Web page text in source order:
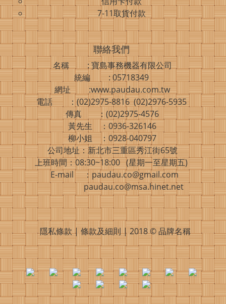
7-11取貨付款
聯絡我們
名稱 : 寶島事務機器有限公司
統編 : 05718349
網址 :www.paudau.com.tw
電話 ：(02)2975-8816 (02)2976-5935
傳真 ：(02)2975-4576
黃先生 ：0936-326146
柳小姐 ：0928-040797
公司地址：新北市三重區秀江街65號
上班時間：08:30~18:00 (星期一至星期五)
E-mail ：paudau.co@gmail.com
paudau.co@msa.hinet.net
隱私條款 | 條款及細則 | 2018 © 品牌名稱